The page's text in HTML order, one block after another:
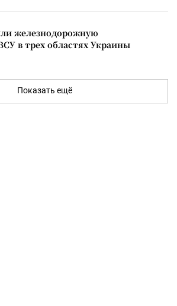
железнодорожную
в трех областях Украины
Показать ещё